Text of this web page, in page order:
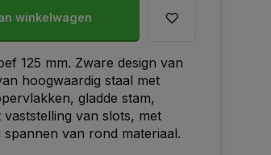
winkelwagen
125 mm. Zware design van
hoogwaardig staal met
gladde stam,
van slots, met
van rond materiaal.